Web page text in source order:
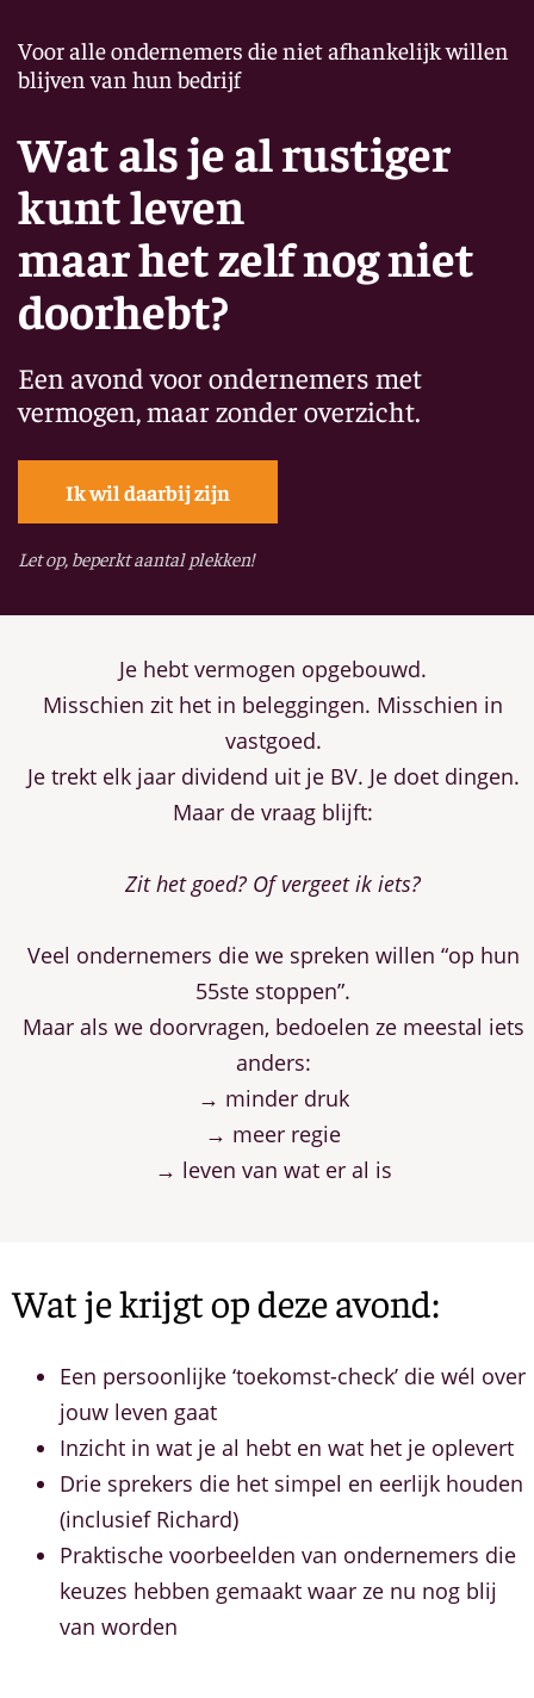
Voor alle ondernemers die niet afhankelijk willen
blijven van hun bedrijf
Wat als je al rustiger
kunt leven
maar het zelf nog niet
doorhebt?
Een avond voor ondernemers met
vermogen, maar zonder overzicht.
Ik wil daarbij zijn
Let op, beperkt aantal plekken!
Je hebt vermogen opgebouwd.
Misschien zit het in beleggingen. Misschien in
vastgoed.
Je trekt elk jaar dividend uit je BV. Je doet dingen.
Maar de vraag blijft:
Zit het goed? Of vergeet ik iets?
Veel ondernemers die we spreken willen “op hun
55ste stoppen”.
Maar als we doorvragen, bedoelen ze meestal iets
anders:
→ minder druk
→ meer regie
→ leven van wat er al is
Wat je krijgt op deze avond:
Een persoonlijke ‘toekomst-check’ die wél over
jouw leven gaat
Inzicht in wat je al hebt en wat het je oplevert
Drie sprekers die het simpel en eerlijk houden
(inclusief Richard)
Praktische voorbeelden van ondernemers die
keuzes hebben gemaakt waar ze nu nog blij
van worden